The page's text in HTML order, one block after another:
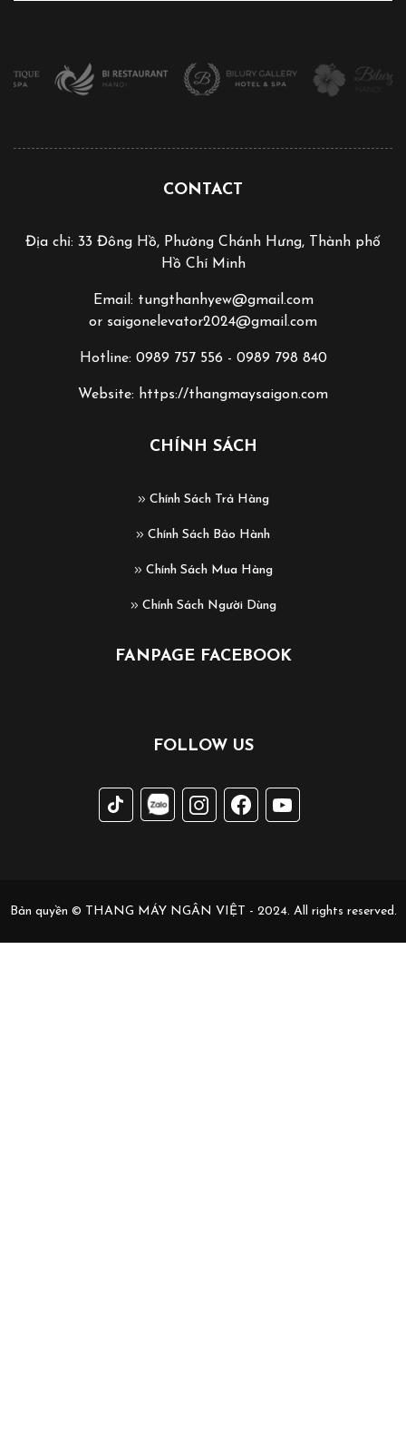
CONTACT
Địa chỉ: 33 Đông Hồ, Phường Chánh Hưng, Thành phố
Hồ Chí Minh
Email: tungthanhyew@gmail.com
or saigonelevator2024@gmail.com
Hotline: 0989 757 556 - 0989 798 840
Website: https://thangmaysaigon.com
CHÍNH SÁCH
Chính Sách Trả Hàng
Chính Sách Bảo Hành
Chính Sách Mua Hàng
Chính Sách Người Dùng
FANPAGE FACEBOOK
FOLLOW US
Bản quyền © THANG MÁY NGÂN VIỆT - 2024. All rights reserved.